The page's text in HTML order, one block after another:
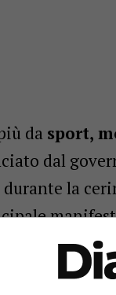
da sport,
dal
durante la
sana